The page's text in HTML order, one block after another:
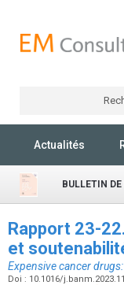
Actualités
BULLETIN
Rapport 23-
et
Expensive cancer
Doi : 10.1016/